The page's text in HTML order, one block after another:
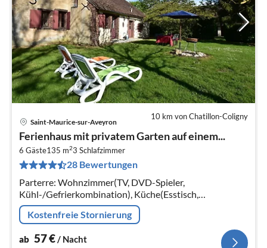
10 km von Chatillon-Coligny
Saint-Maurice-sur-Aveyron
Ferienhaus mit privatem Garten auf einem...
6 Gäste135 m23 Schlafzimmer
28 Bewertungen
Parterre: Wohnzimmer(TV, DVD-Spieler,
Kühl-/Gefrierkombination), Küche(Esstisch,
Kaffeemaschine, Backofen, Mikrowelle, Spülmaschine,
Kühl-/Gefrierkombination)
Kostenfreie Stornierung
ab 57€/ Nacht